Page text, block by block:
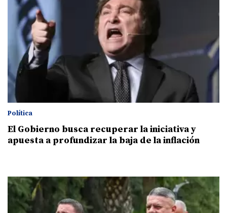
Política
El Gobierno busca recuperar la iniciativa y
apuesta a profundizar la baja de la inflación